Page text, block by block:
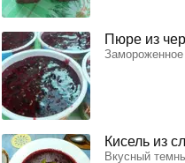
Пюре из
Кисель из
Вкусный